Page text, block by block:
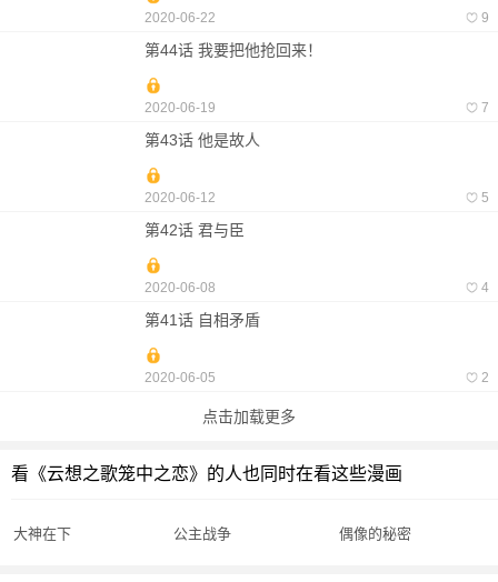
2020-06-22 9
第44话 我要把他抢回来！
2020-06-19 7
第43话 他是故人
2020-06-12 5
第42话 君与臣
2020-06-08 4
第41话 自相矛盾
2020-06-05 2
点击加载更多
看《云想之歌笼中之恋》的人也同时在看这些漫画
大神在下 公主战争 偶像的秘密